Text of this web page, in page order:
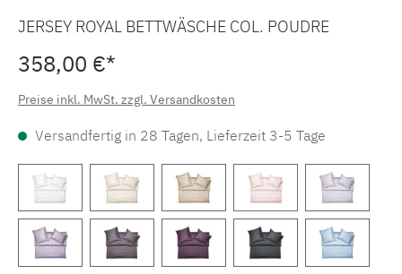
JERSEY ROYAL BETTWÄSCHE COL. POUDRE
358,00 €*
Preise inkl. MwSt. zzgl. Versandkosten
Versandfertig in 28 Tagen, Lieferzeit 3-5 Tage